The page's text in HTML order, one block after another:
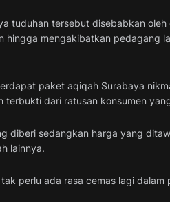
tuduhan tersebut disebabkan oleh
hingga mengakibatkan pedagang
paket aqiqah Surabaya
terbukti dari ratusan konsumen
diberi sedangkan harga yang
lainnya.
perlu ada rasa cemas lagi dalam